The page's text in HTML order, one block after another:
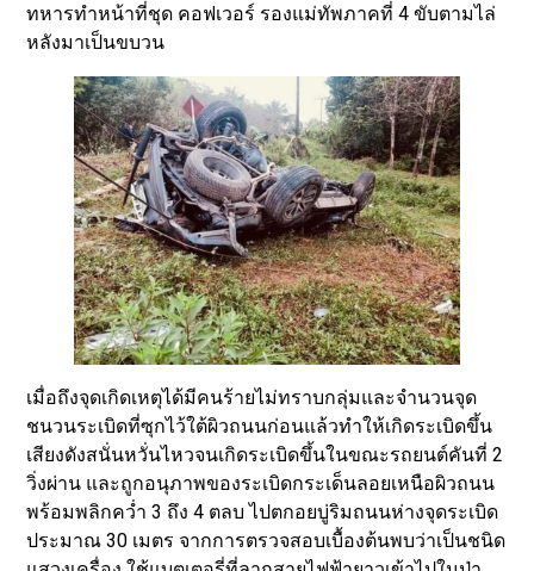
ทหารทำหน้าที่ชุด คอฟเวอร์ รองแม่ทัพภาคที่ 4 ขับตามไล่
หลังมาเป็นขบวน
เมื่อถึงจุดเกิดเหตุได้มีคนร้ายไม่ทราบกลุ่มและจำนวนจุด
ชนวนระเบิดที่ซุกไว้ใต้ผิวถนนก่อนแล้วทำให้เกิดระเบิดขึ้น
เสียงดังสนั่นหวั่นไหวจนเกิดระเบิดขึ้นในขณะรถยนต์คันที่ 2
วิ่งผ่าน และถูกอนุภาพของระเบิดกระเด็นลอยเหนือผิวถนน
พร้อมพลิกคว่ำ 3 ถึง 4 ตลบ ไปตกอยบู่ริมถนนห่างจุดระเบิด
ประมาณ 30 เมตร จากการตรวจสอบเบื้องต้นพบว่าเป็นชนิด